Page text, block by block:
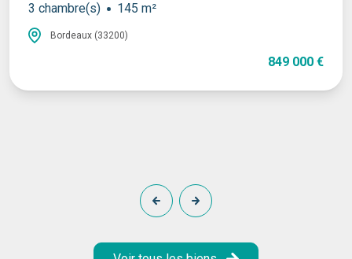
3 chambre(s)
145 m²
Bordeaux (33200)
849 000 €